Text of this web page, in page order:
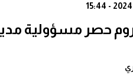
حصر مسؤولية